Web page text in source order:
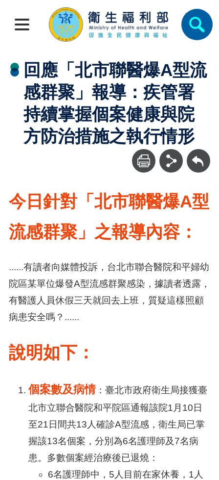
回應「北市聯醫爆A型流
感群聚」報導：疾管署
持續掌握個案健康與院
方防治措施之執行情形
回上一頁
今日針對「北市聯醫爆A型
流感群聚」之報導內容：
......有讀者向媒體投訴，台北市聯合醫院和平婦幼
院區某單位爆發A型流感群聚感染，據讀者透露，
有醫護人員休假三天就回去上班，質疑這樣照顧
病患安全嗎？......
說明如下：
個案數及病情：臺北市政府衛生局接獲臺
北市立聯合醫院和平院區通報該院1月10日
至21日間共13人確診A型流感，衛生局已掌
握該13名個案，分別為6名護理師及7名病
患。多數個案經治療後已退燒：
6名護理師中，5人目前在家休養，1人